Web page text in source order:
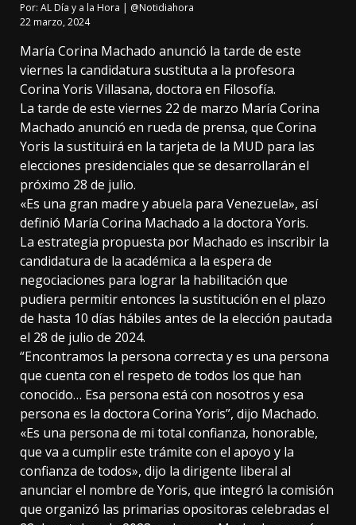
Por: AL Día y a la Hora | @Notidiahora
22 marzo, 2024
María Corina Machado anunció la tarde de este
viernes la candidatura sustituta a la profesora
Corina Yoris Villasana, doctora en Filosofía.
La tarde de este viernes 22 de marzo María Corina
Machado anunció en rueda de prensa, que Corina
Yoris la sustituirá en la tarjeta de la MUD para las
elecciones presidenciales que se desarrollarán el
próximo 28 de julio.
«Es una gran madre y abuela para Venezuela», así
definió María Corina Machado a la doctora Yoris.
La estrategia propuesta por Machado es inscribir la
candidatura de la académica a la espera de
negociaciones para lograr la habilitación que
pudiera permitir entonces la sustitución en el plazo
de hasta 10 días hábiles antes de la elección pautada
el 28 de julio de 2024.
“Encontramos la persona correcta y es una persona
que cuenta con el respeto de todos los que han
conocido… Esa persona está con nosotros y esa
persona es la doctora Corina Yoris”, dijo Machado.
«Es una persona de mi total confianza, honorable,
que va a cumplir este trámite con el apoyo y la
confianza de todos», dijo la dirigente liberal al
anunciar el nombre de Yoris, que integró la comisión
que organizó las primarias opositoras celebradas el